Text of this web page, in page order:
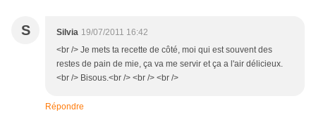
S Silvia 19/07/2011 16:42
<br /> Je mets ta recette de côté, moi qui est souvent des
restes de pain de mie, ça va me servir et ça a l'air délicieux.
<br /> Bisous.<br /> <br /> <br />
Répondre